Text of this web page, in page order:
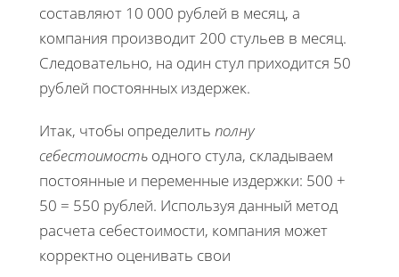
составляют 10 000 рублей в месяц, а
компания производит 200 стульев в месяц.
Следовательно, на один стул приходится 50
рублей постоянных издержек.
Итак, чтобы определить полну
себестоимость одного стула, складываем
постоянные и переменные издержки: 500 +
50 = 550 рублей. Используя данный метод
расчета себестоимости, компания может
корректно оценивать свои